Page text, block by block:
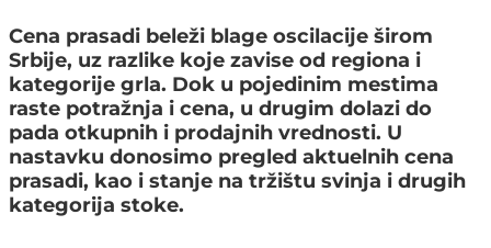
Cena prasadi beleži blage oscilacije širom
Srbije, uz razlike koje zavise od regiona i
kategorije grla. Dok u pojedinim mestima
raste potražnja i cena, u drugim dolazi do
pada otkupnih i prodajnih vrednosti. U
nastavku donosimo pregled aktuelnih cena
prasadi, kao i stanje na tržištu svinja i drugih
kategorija stoke.